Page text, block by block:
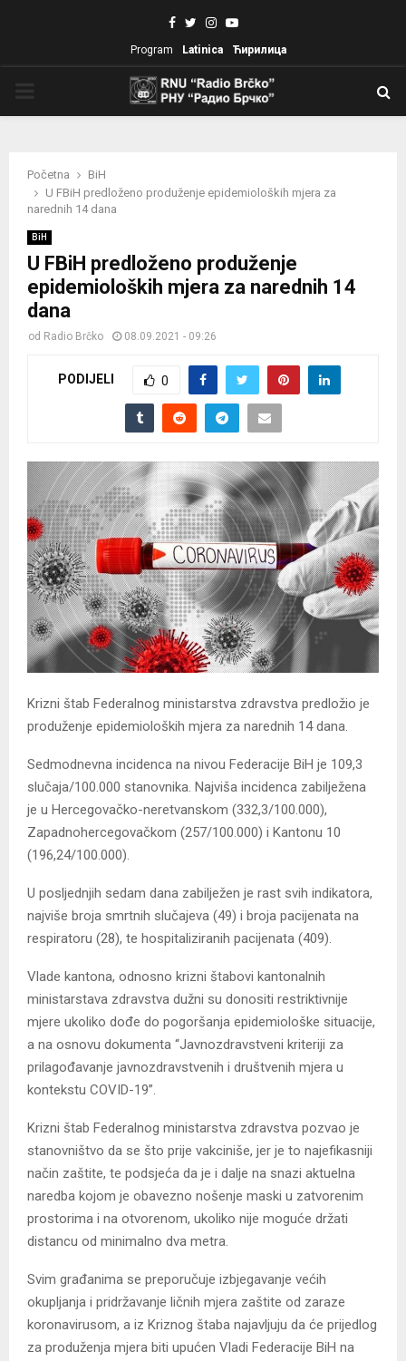
Facebook
TwitterInstagram
Youtube
Program Latinica Ћирилица
Početna
BiH
U FBiH predloženo produženje epidemioloških mjera za
narednih 14 dana
BiH
U FBiH predloženo produženje
epidemioloških mjera za narednih 14
dana
od Radio Brčko 08.09.2021 - 09:26
PODIJELI 0
Krizni štab Federalnog ministarstva zdravstva predložio je
produženje epidemioloških mjera za narednih 14 dana.
Sedmodnevna incidenca na nivou Federacije BiH je 109,3
slučaja/100.000 stanovnika. Najviša incidenca zabilježena
je u Hercegovačko-neretvanskom (332,3/100.000),
Zapadnohercegovačkom (257/100.000) i Kantonu 10
(196,24/100.000).
U posljednjih sedam dana zabilježen je rast svih indikatora,
najviše broja smrtnih slučajeva (49) i broja pacijenata na
respiratoru (28), te hospitaliziranih pacijenata (409).
Vlade kantona, odnosno krizni štabovi kantonalnih
ministarstava zdravstva dužni su donositi restriktivnije
mjere ukoliko dođe do pogoršanja epidemiološke situacije,
a na osnovu dokumenta “Javnozdravstveni kriteriji za
prilagođavanje javnozdravstvenih i društvenih mjera u
kontekstu COVID-19”.
Krizni štab Federalnog ministarstva zdravstva pozvao je
stanovništvo da se što prije vakciniše, jer je to najefikasniji
način zaštite, te podsjeća da je i dalje na snazi aktuelna
naredba kojom je obavezno nošenje maski u zatvorenim
prostorima i na otvorenom, ukoliko nije moguće držati
distancu od minimalno dva metra.
Svim građanima se preporučuje izbjegavanje većih
okupljanja i pridržavanje ličnih mjera zaštite od zaraze
koronavirusom, a iz Kriznog štaba najavljuju da će prijedlog
za produženja mjera biti upućen Vladi Federacije BiH na